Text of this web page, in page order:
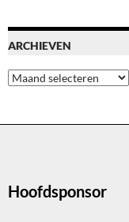
ARCHIEVEN
Archieven
Hoofdsponsor